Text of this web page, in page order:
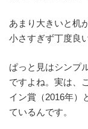
あまり大きいと机
小さすぎず丁度良
ぱっと見はシンプ
ですよね。実は、
イン賞（2016年）
ているんです。